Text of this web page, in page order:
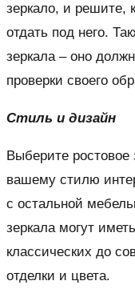
зеркало, и решите,
отдать под него.
зеркала – оно
проверки своего
Стиль и дизайн
Выберите ростовое
вашему стилю
с остальной
зеркала могут
классических до
отделки и цвета.